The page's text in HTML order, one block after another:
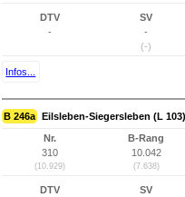
DTV
-
SV
-
(-)
Infos...
B 246a Eilsleben-Siegersleben (L
Nr.
310
(10.929)
B-Rang
10.042
(7.638)
DTV
SV